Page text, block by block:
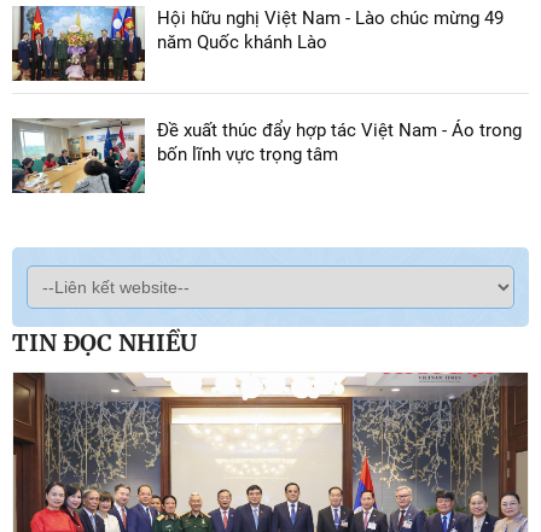
Hội hữu nghị Việt Nam - Lào chúc mừng 49
năm Quốc khánh Lào
Đề xuất thúc đẩy hợp tác Việt Nam - Áo trong
bốn lĩnh vực trọng tâm
TIN ĐỌC NHIỀU